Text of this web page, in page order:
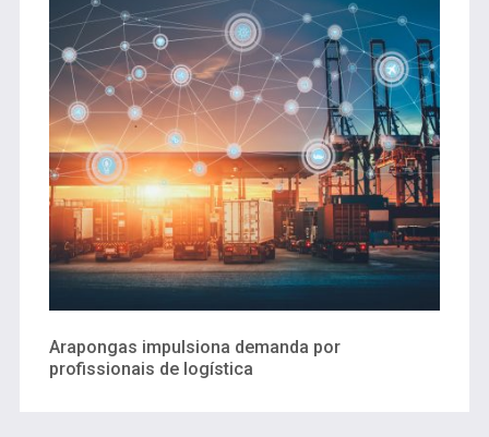
Arapongas impulsiona demanda por
profissionais de logística